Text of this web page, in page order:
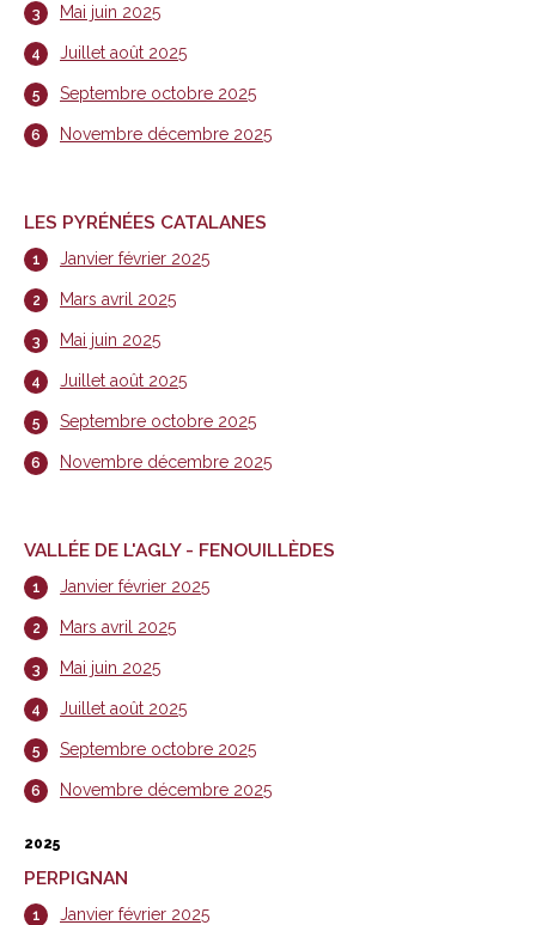
Mai juin 2025
Juillet août 2025
Septembre octobre 2025
Novembre décembre 2025
LES PYRÉNÉES CATALANES
Janvier février 2025
Mars avril 2025
Mai juin 2025
Juillet août 2025
Septembre octobre 2025
Novembre décembre 2025
VALLÉE DE L'AGLY - FENOUILLÈDES
Janvier février 2025
Mars avril 2025
Mai juin 2025
Juillet août 2025
Septembre octobre 2025
Novembre décembre 2025
2025
PERPIGNAN
Janvier février 2025